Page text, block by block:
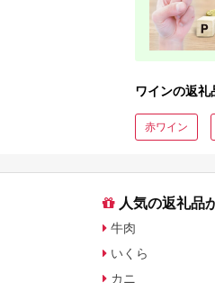
ワインの返礼
赤ワイン
人気の返礼品
牛肉
いくら
カニ